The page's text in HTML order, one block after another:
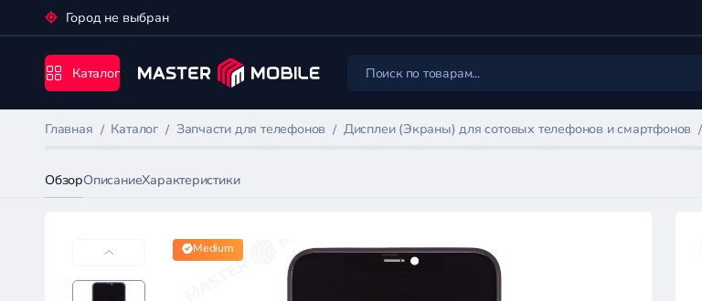
Город не выбран
Каталог
Главная Каталог Запчасти для телефонов Дисплеи (Экраны) для сотовых телефонов и смартфонов
ОбзорОписаниеХарактеристики
Medium